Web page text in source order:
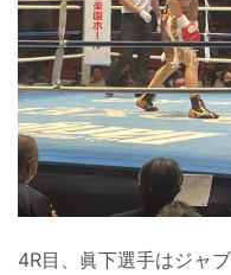
4R目、眞下選手はジャ